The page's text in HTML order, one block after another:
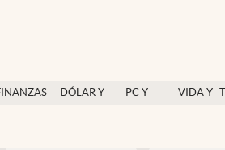
DÓLAR Y
PC Y
VIDA Y